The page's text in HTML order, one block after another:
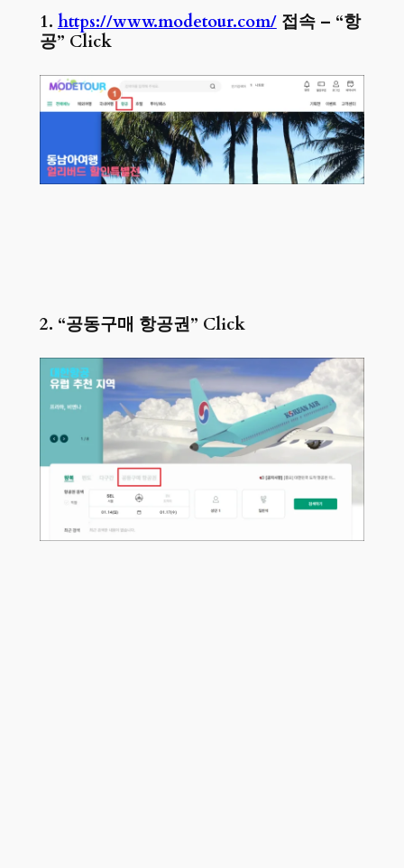
1.https://www.modetour.com/접속 – “항
공” Click
2. “공동구매 항공권” Click